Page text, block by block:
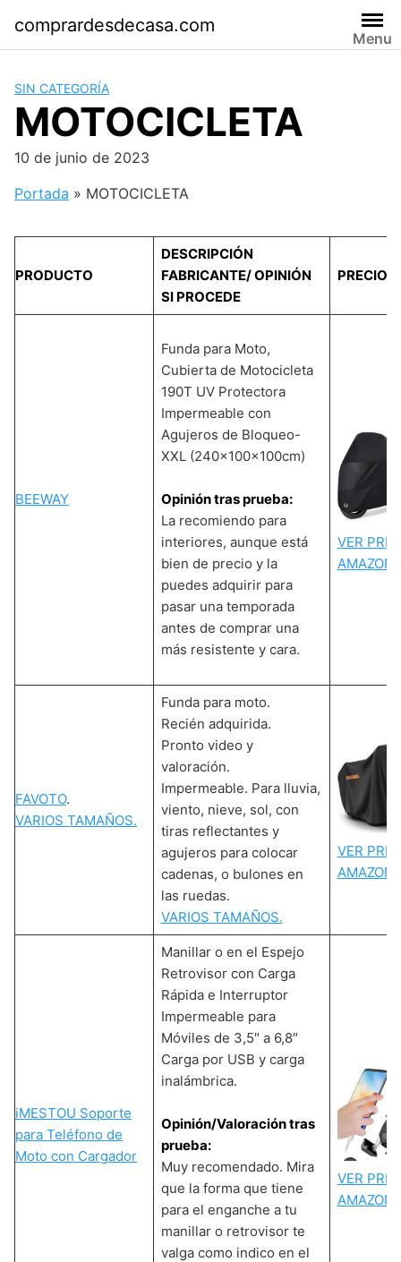
contenido
comprardesdecasa.com
Menu
SIN CATEGORÍA
MOTOCICLETA
10 de junio de 2023
Portada » MOTOCICLETA
PRODUCTO
DESCRIPCIÓN
FABRICANTE/ OPINIÓN
SI PROCEDE
PRECIO/
BEEWAY
Funda para Moto,
Cubierta de Motocicleta
190T UV Protectora
Impermeable con
Agujeros de Bloqueo-
XXL (240x100x100cm)
Opinión tras prueba:
La recomiendo para
interiores, aunque está
bien de precio y la
puedes adquirir para
pasar una temporada
antes de comprar una
más resistente y cara.
VER
AMAZON
FAVOTO.
VARIOS TAMAÑOS.
Funda para moto.
Recién adquirida.
Pronto video y
valoración.
Impermeable. Para lluvia,
viento, nieve, sol, con
tiras reflectantes y
agujeros para colocar
cadenas, o bulones en
las ruedas.
VARIOS TAMAÑOS.
VER
AMAZON
iMESTOU Soporte
para Teléfono de
Moto con Cargador
Manillar o en el Espejo
Retrovisor con Carga
Rápida e Interruptor
Impermeable para
Móviles de 3,5″ a 6,8″
Carga por USB y carga
inalámbrica.
Opinión/Valoración tras
prueba:
Muy recomendado. Mira
que la forma que tiene
para el enganche a tu
manillar o retrovisor te
valga como indico en el
VER
AMAZON